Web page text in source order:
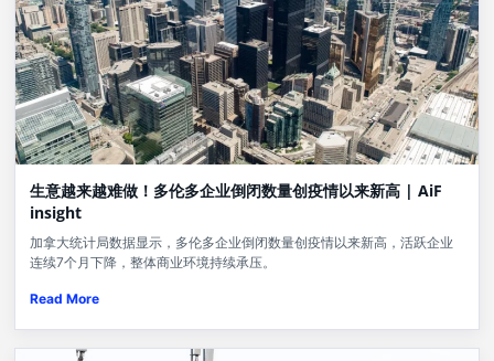
生意越来越难做！多伦多企业倒闭数量创疫情以来新高 | AiF
insight
加拿大统计局数据显示，多伦多企业倒闭数量创疫情以来新高，活跃企业
连续7个月下降，整体商业环境持续承压。
Read More